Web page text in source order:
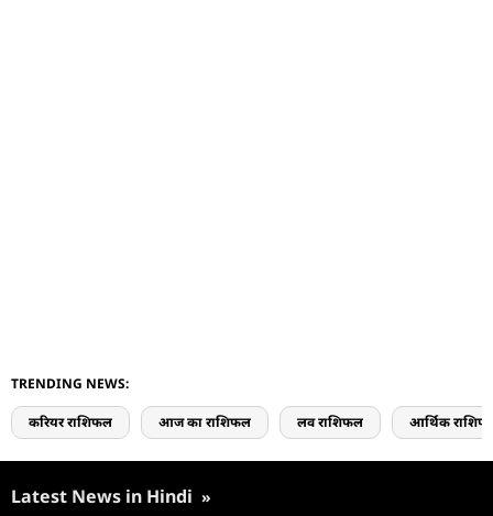
TRENDING NEWS:
करियर राशिफल आज का राशिफल लव राशिफल आर्थिक
Latest News in Hindi »